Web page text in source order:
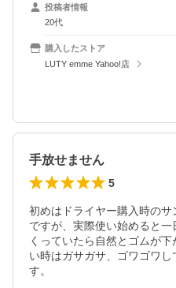
投稿者情報
20代
購入したストア
LUTY emme Yahoo!店
手放せません
5
初めはドライヤー購入時の
ですが、実際使い始めると一
くっていたら自然とゴムが
い時はガサガサ、ゴワゴワ
す。